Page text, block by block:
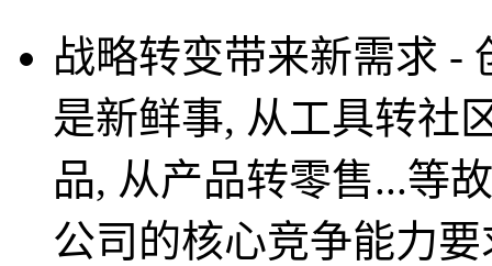
战略转变带来新需求 -
是新鲜事, 从工具转社
品, 从产品转零售...等
公司的核心竞争能力